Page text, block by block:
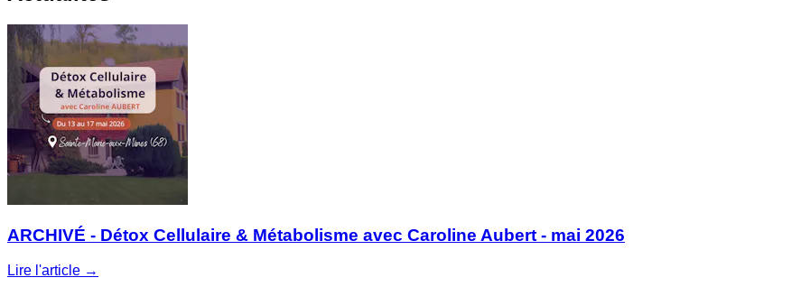
ARCHIVÉ - Détox Cellulaire & Métabolisme avec Caroline Aubert - mai 2026
Lire l'article →